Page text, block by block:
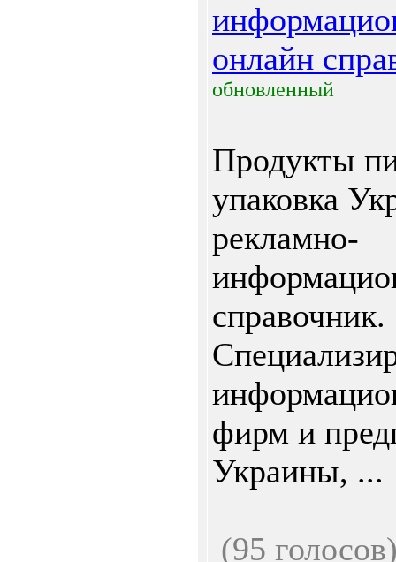
онлайн
обновленный
Продукты
упаковка
рекламно-
справочник.
фирм и
Украины, ...
(95